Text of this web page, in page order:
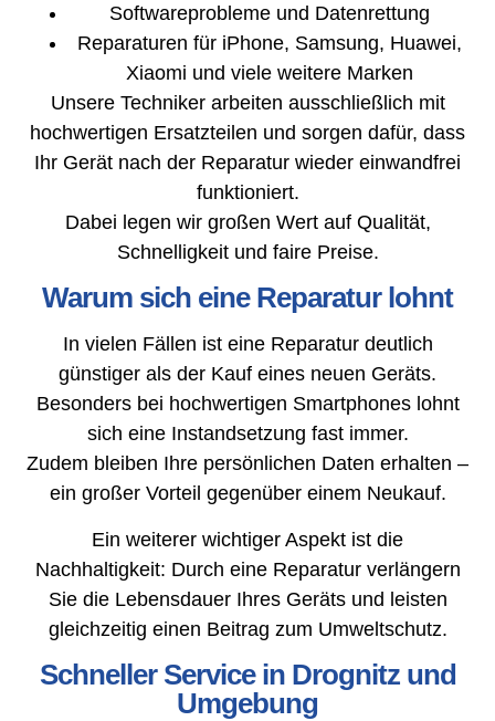
Softwareprobleme und Datenrettung
Reparaturen für iPhone, Samsung, Huawei,
Xiaomi und viele weitere Marken
Unsere Techniker arbeiten ausschließlich mit
hochwertigen Ersatzteilen und sorgen dafür, dass
Ihr Gerät nach der Reparatur wieder einwandfrei
funktioniert.
Dabei legen wir großen Wert auf Qualität,
Schnelligkeit und faire Preise.
Warum sich eine Reparatur lohnt
In vielen Fällen ist eine Reparatur deutlich
günstiger als der Kauf eines neuen Geräts.
Besonders bei hochwertigen Smartphones lohnt
sich eine Instandsetzung fast immer.
Zudem bleiben Ihre persönlichen Daten erhalten –
ein großer Vorteil gegenüber einem Neukauf.
Ein weiterer wichtiger Aspekt ist die
Nachhaltigkeit: Durch eine Reparatur verlängern
Sie die Lebensdauer Ihres Geräts und leisten
gleichzeitig einen Beitrag zum Umweltschutz.
Schneller Service in Drognitz und
Umgebung